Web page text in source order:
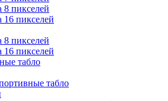
8 пикселей
16 пикселей
8 пикселей
16 пикселей
табло
табло